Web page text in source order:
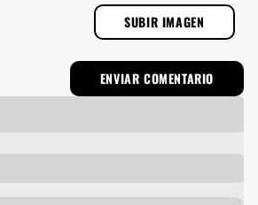
SUBIR IMAGEN